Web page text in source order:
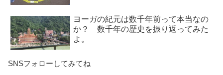
ヨーガの紀元は数千年前って本当なの
か？ 数千年の歴史を振り返ってみた
よ。
SNSフォローしてみてね